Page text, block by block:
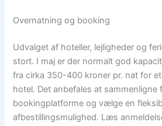
Overnatning og booking
Udvalget af hoteller, lejligheder og
stort. I maj er der normalt god
fra cirka 350-400 kroner pr. nat for
hotel. Det anbefales at sammenligne
bookingplatforme og vælge en
afbestillingsmulighed. Læs